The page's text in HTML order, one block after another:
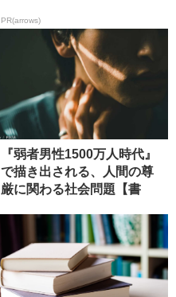
PR(arrows)
『弱者男性1500万人時代』
で描き出される、人間の尊
厳に関わる社会問題【書